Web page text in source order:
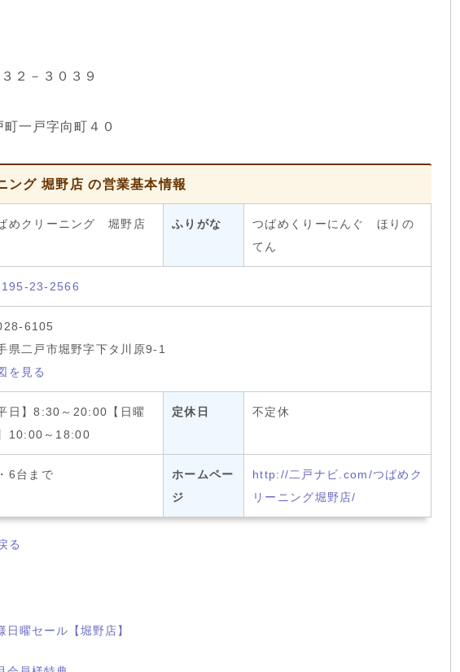
２－３０３９
一戸字向町４０
ング 堀野店 の営業基本情報
めクリーニング 堀野店 ふりがな
つばめくりーにんぐ ほりの
てん
23-2566
6105
県二戸市堀野字下タ川原9-1
を見る
平日】8:30～20:00【日曜
10:00～18:00
定休日 不定休
6台まで
ホームペー
ジ
http://二戸ナビ.com/つばめク
リーニング堀野店/
る
日曜セール【堀野店】